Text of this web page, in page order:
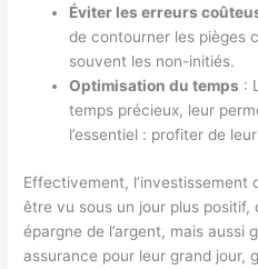
Éviter les erreurs
de contourner les pièges
souvent les non-initiés.
Optimisation du temps :
temps précieux, leur
l’essentiel : profiter de
Effectivement, l’investissement
être vu sous un jour plus positif,
épargne de l’argent, mais aussi
assurance pour leur grand jour,